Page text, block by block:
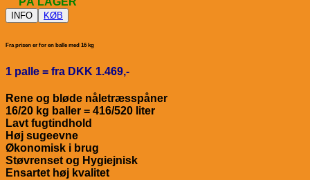
INFO KØB
Fra prisen er for en balle med 16 kg
1 palle = fra DKK 1.469,-
Rene og bløde nåletræsspåner
16/20 kg baller = 416/520 liter
Lavt fugtindhold
Høj sugeevne
Økonomisk i brug
Støvrenset og Hygiejnisk
Ensartet høj kvalitet